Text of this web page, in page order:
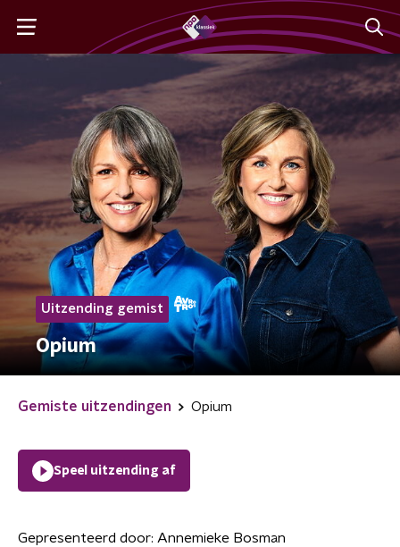
Uitzending gemist
Opium
Gemiste uitzendingen Opium
Speel uitzending af
Gepresenteerd door: Annemieke Bosman